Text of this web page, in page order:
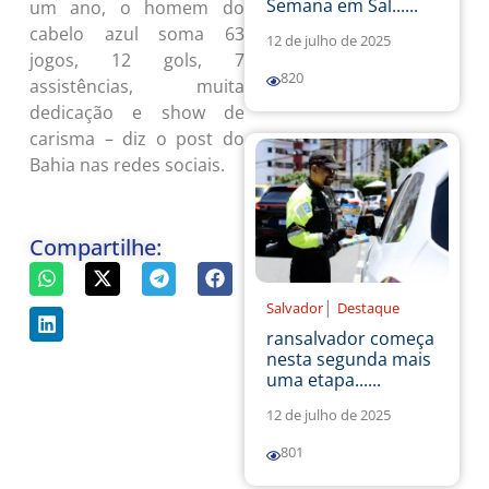
um ano, o homem do
cabelo azul soma 63
jogos, 12 gols, 7
assistências, muita
dedicação e show de
carisma – diz o post do
Bahia nas redes sociais.
Compartilhe:
Semana em Sal......
12 de julho de 2025
820
Salvador | Destaque
ransalvador começa
nesta segunda mais
uma etapa......
12 de julho de 2025
801